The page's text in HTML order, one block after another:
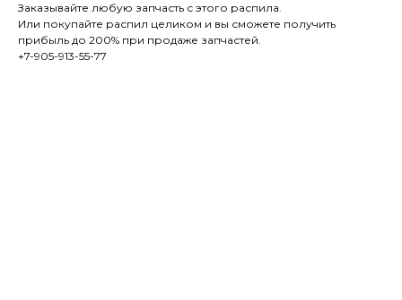
Заказывайте любую запчасть с этого распила.
Или покупайте распил целиком и вы сможете получить
прибыль до 200% при продаже запчастей.
+7-905-913-55-77